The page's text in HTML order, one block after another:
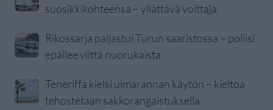
suosikkikohteensa – yllättävä voittaja
Rikossarja paljastui Turun saaristossa – poliisi
epäilee viittä nuorukaista
Teneriffa kielsi uimarannan käytön – kieltoa
tehostetaan sakkorangaistuksella